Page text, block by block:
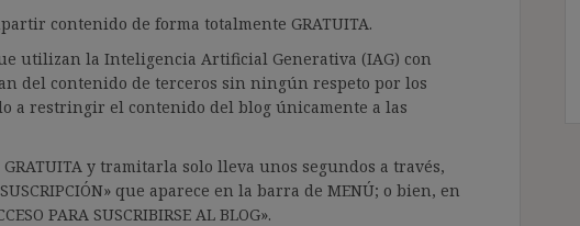
contenido de forma totalmente GRATUITA.
utilizan la Inteligencia Artificial Generativa (IAG) con
del contenido de terceros sin ningún respeto por los
a restringir el contenido del blog únicamente a las
y tramitarla solo lleva unos segundos a través,
que aparece en la barra de MENÚ; o bien, en
PARA SUSCRIBIRSE AL BLOG».